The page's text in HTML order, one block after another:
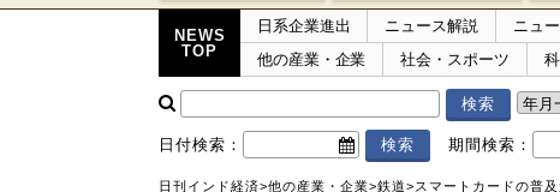
NEWS
TOP
日系企業進出 ニュース解説 ニュ
他の産業・企業
社会・スポーツ
日付検索： 期間検索：
日刊インド経済>他の産業・企業>鉄道>スマートカードの普